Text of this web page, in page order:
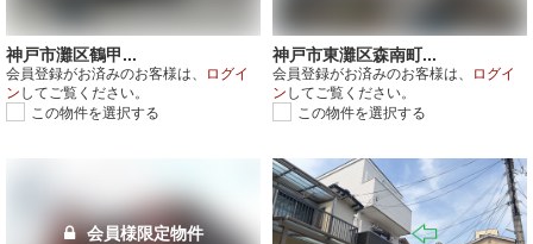
神戸市灘区鶴甲...
会員登録がお済みのお客様は、
ログイ
ン してご覧ください。
この物件を選択する
神戸市東灘区森南町...
会員登録がお済みのお客様は、
ログイ
ン してご覧ください。
この物件を選択する
会員様限定物件